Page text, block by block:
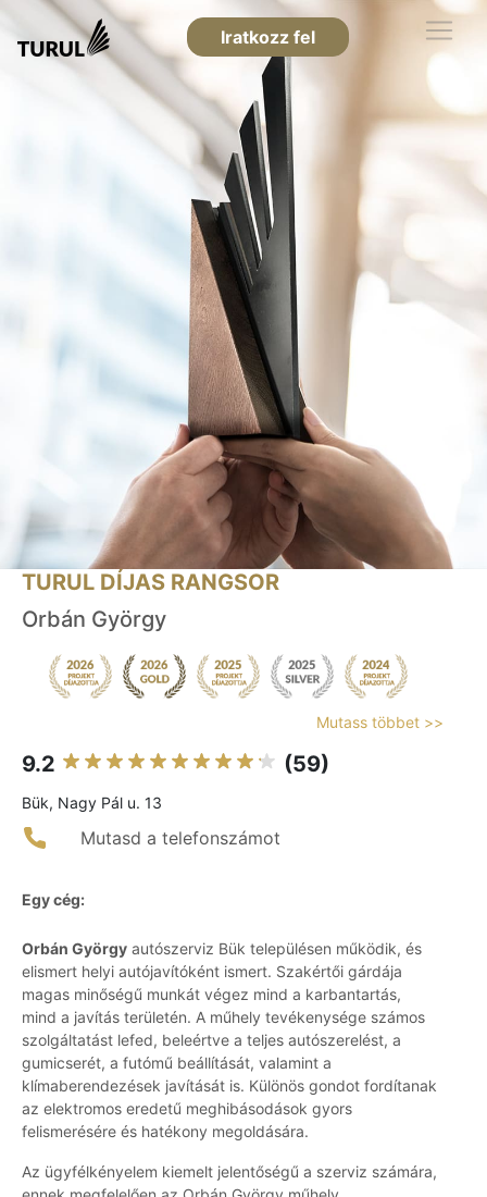
Iratkozz fel
TURUL DÍJAS RANGSOR
Orbán György
Mutass többet >>
9.2 (59)
Bük, Nagy Pál u. 13
Mutasd a telefonszámot
Egy cég:
Orbán György autószerviz Bük településen működik, és
elismert helyi autójavítóként ismert. Szakértői gárdája
magas minőségű munkát végez mind a karbantartás,
mind a javítás területén. A műhely tevékenysége számos
szolgáltatást lefed, beleértve a teljes autószerelést, a
gumicserét, a futómű beállítását, valamint a
klímaberendezések javítását is. Különös gondot fordítanak
az elektromos eredetű meghibásodások gyors
felismerésére és hatékony megoldására.
Az ügyfélkényelem kiemelt jelentőségű a szerviz számára,